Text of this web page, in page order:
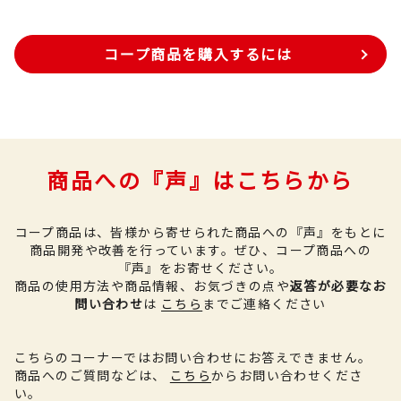
コープ商品を購入するには
商品への『声』はこちらから
コープ商品は、皆様から寄せられた商品への『声』をもとに
商品開発や改善を行っています。 ぜひ、コープ商品への
『声』をお寄せください。
商品の使用方法や商品情報、お気づきの点や返答が必要なお
問い合わせは こちら までご連絡ください
こちらのコーナーではお問い合わせにお答えできません。
商品へのご質問などは、
こちらからお問い合わせくださ
い。